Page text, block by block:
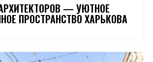
— УЮТНОЕ
ПРОСТРАНСТВО ХАРЬКОВА